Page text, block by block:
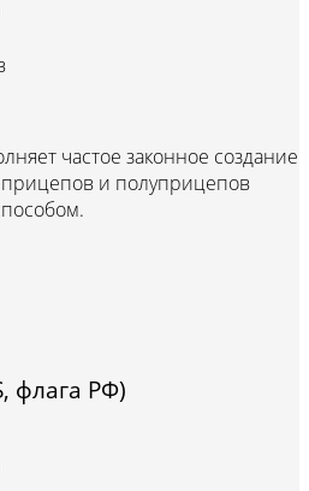
частое законное создание
прицепов и полуприцепов
флага РФ)